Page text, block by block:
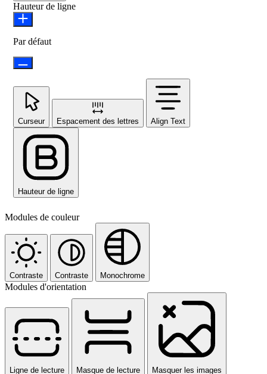
Hauteur de ligne
Par défaut
Curseur Espacement des lettres Align Text
Hauteur de ligne
Modules de couleur
Contraste Contraste Monochrome
Modules d'orientation
Ligne de lecture Masque de lecture Masquer les images